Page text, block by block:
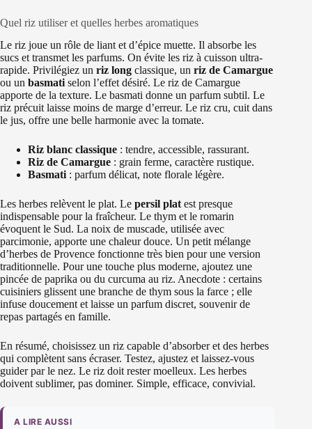
Quel riz utiliser et quelles herbes aromatiques
Le riz joue un rôle de liant et d’épice muette. Il absorbe les
sucs et transmet les parfums. On évite les riz à cuisson ultra-
rapide. Privilégiez un riz long classique, un riz de Camargue
ou un basmatiselon l’effet désiré. Le riz de Camargue
apporte de la texture. Le basmati donne un parfum subtil. Le
riz précuit laisse moins de marge d’erreur. Le riz cru, cuit dans
le jus, offre une belle harmonie avec la tomate.
Riz blanc classique : tendre, accessible, rassurant.
Riz de Camargue : grain ferme, caractère rustique.
Basmati: parfum délicat, note florale légère.
Les herbes relèvent le plat. Le persil platest presque
indispensable pour la fraîcheur. Le thym et le romarin
évoquent le Sud. La noix de muscade, utilisée avec
parcimonie, apporte une chaleur douce. Un petit mélange
d’herbes de Provence fonctionne très bien pour une version
traditionnelle. Pour une touche plus moderne, ajoutez une
pincée de paprika ou du curcuma au riz. Anecdote : certains
cuisiniers glissent une branche de thym sous la farce ; elle
infuse doucement et laisse un parfum discret, souvenir de
repas partagés en famille.
En résumé, choisissez un riz capable d’absorber et des herbes
qui complètent sans écraser. Testez, ajustez et laissez-vous
guider par le nez. Le riz doit rester moelleux. Les herbes
doivent sublimer, pas dominer. Simple, efficace, convivial.
A LIRE AUSSI